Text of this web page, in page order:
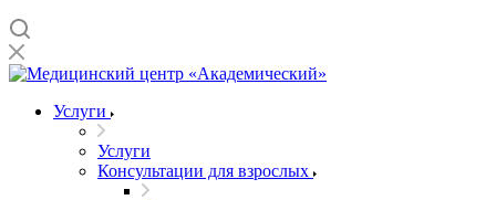
Услуги
Услуги
Консультации для взрослых